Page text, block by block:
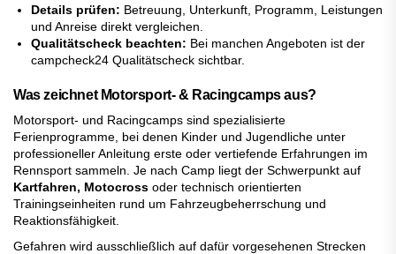
Details prüfen: Betreuung, Unterkunft, Programm, Leistungen
und Anreise direkt vergleichen.
Qualitätscheck beachten: Bei manchen Angeboten ist der
campcheck24 Qualitätscheck sichtbar.
Was zeichnet Motorsport- & Racingcamps aus?
Motorsport- und Racingcamps sind spezialisierte
Ferienprogramme, bei denen Kinder und Jugendliche unter
professioneller Anleitung erste oder vertiefende Erfahrungen im
Rennsport sammeln. Je nach Camp liegt der Schwerpunkt auf
Kartfahren, Motocross oder technisch orientierten
Trainingseinheiten rund um Fahrzeugbeherrschung und
Reaktionsfähigkeit.
Gefahren wird ausschließlich auf dafür vorgesehenen Strecken